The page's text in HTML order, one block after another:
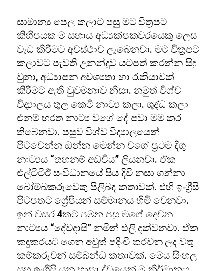
සාමාන්‍ය පෙල කලාට පසු මට චිත්‍රපට
කිහිපයක ම සහාය අධ්‍යක්ෂකවරයෙකු ලෙස
වැඩ කිරීමට අවස්ථාව ලැබෙනවා. මට චිත්‍රපට
කලාවට පැවති උනන්දුව යටපත් කරන්න සිදු
වුනා, අධ්‍යාපන අවශ්‍යතා හා රැකියාවක්
කිරීමට ඇති වුවමනාව නිසා. නමුත් විශ්ව
විද්‍යාලය තුල කෙටි නාට්‍ය කලා. ශුද්ධ කලා
එනම් භරත නාට්‍ය වගේ දේ පවා මම කර
තිබෙනවා. පසුව විශ්ව විද්‍යාලයෙන්
පිටවෙන්න ඔන්න මෙන්න වගේ ප්‍රථම දිගු
නාට්‍යය “තහනම් අඩවිය” ලියනවා. ඒක
එල්ටීටීඊ සංවිධානයේ සිය දිවි නසා ගන්නා
බෝම්බකරුවෙකු පිලිබඳ කතාවක්. එහි ඉංග්‍රීසි
පිටපතට ග්‍රේෂියන් සම්මානය හිමි වෙනවා.
ඉන් වසර 4කට පමන පසු මගේ දෙවන
නාට්‍යය “දේවදාසි” නමින් එලි දක්වනවා. ඒක
කඳුකරයට ගෙන අවුත් පදිංචි කරවන ලද වතු
කම්කරුවන් සම්බන්ධ කතාවක්. මෙය සිංහල